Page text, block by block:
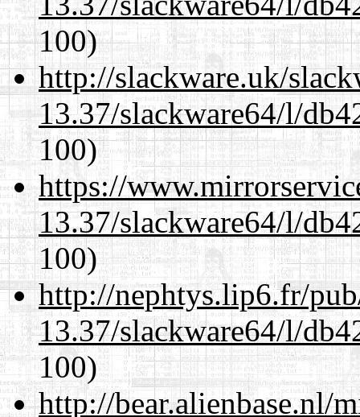
100)
http://slackware.uk/
13.37/slackware64/l/
100)
https://
13.37/slackware64/l/
100)
http://nephtys.lip6.fr/
13.37/slackware64/l/
100)
http://bear.alienbase.nl/